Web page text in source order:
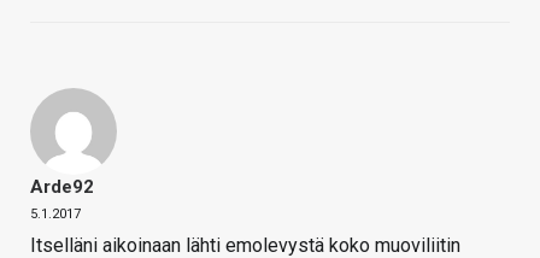
Arde92
5.1.2017
Itselläni aikoinaan lähti emolevystä koko muoviliitin